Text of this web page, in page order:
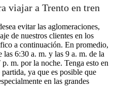
viajar a Trento en tren
evitar las aglomeraciones,
de nuestros clientes en los
a continuación. En promedio,
las 6:30 a. m. y las 9 a. m. de la
m. por la noche. Tenga esto en
ya que es posible que
en las grandes